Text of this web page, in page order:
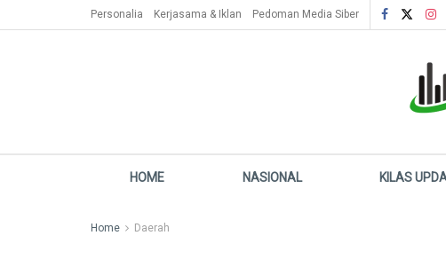
Personalia Kerjasama & Iklan Pedoman Media Siber
HOME NASIONAL KILAS
Home Daerah